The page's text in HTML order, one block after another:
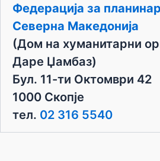
Федерација за
Северна Македонија
(Дом на хуманитарни
Даре Џамбаз)
Бул. 11-ти Октомври 42
1000 Скопје
тел. 02 316 5540